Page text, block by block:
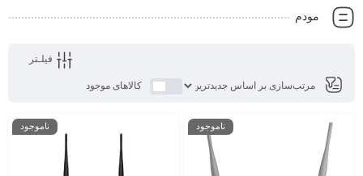
مودم
فیلـتر
کالاهای موجود
ناموجود ناموجود